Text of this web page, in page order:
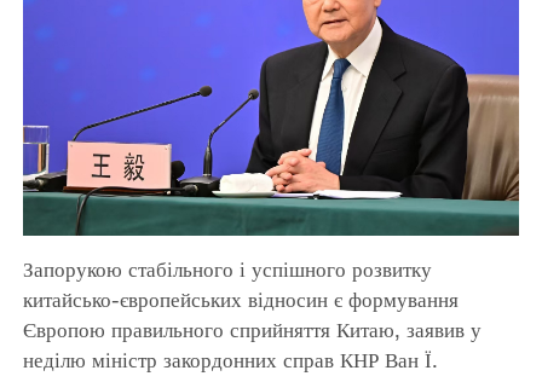
Запорукою стабільного і успішного розвитку
китайсько-європейських відносин є формування
Європою правильного сприйняття Китаю, заявив у
неділю міністр закордонних справ КНР Ван Ї.